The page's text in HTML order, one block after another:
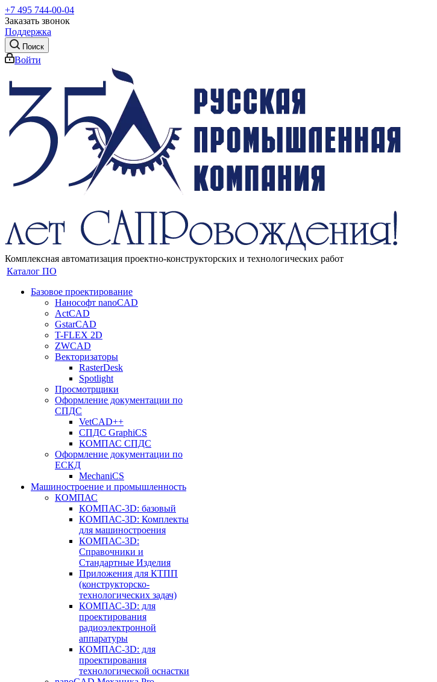
+7 495 744-00-04
Заказать звонок
Поддержка
Поиск
Войти
Комплексная автоматизация проектно-конструкторских и технологических работ
Каталог ПО
Базовое проектирование
Нанософт nanoCAD
ActCAD
GstarCAD
T-FLEX 2D
ZWCAD
Векторизаторы
RasterDesk
Spotlight
Просмотрщики
Оформление документации по
СПДС
VetCAD++
СПДС GraphiCS
КОМПАС СПДС
Оформление документации по
ЕСКД
MechaniCS
Машиностроение и промышленность
КОМПАС
КОМПАС-3D: базовый
КОМПАС-3D: Комплекты
для машиностроения
КОМПАС-3D:
Справочники и
Стандартные Изделия
Приложения для КТПП
(конструкторско-
технологических задач)
КОМПАС-3D: для
проектирования
радиоэлектронной
аппаратуры
КОМПАС-3D: для
проектирования
технологической оснастки